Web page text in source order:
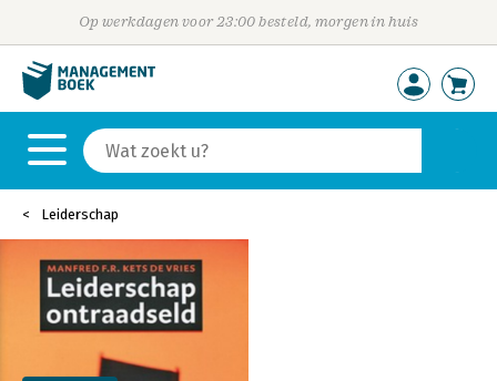
Op werkdagen voor 23:00 besteld, morgen in huis
Leiderschap